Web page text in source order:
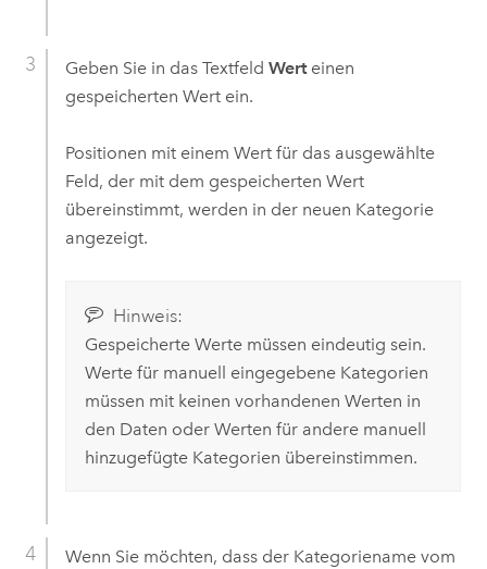
Geben Sie in das Textfeld Werteinen
gespeicherten Wert ein.
Positionen mit einem Wert für das ausgewählte
Feld, der mit dem gespeicherten Wert
übereinstimmt, werden in der neuen Kategorie
angezeigt.
Hinweis:
Gespeicherte Werte müssen eindeutig sein.
Werte für manuell eingegebene Kategorien
müssen mit keinen vorhandenen Werten in
den Daten oder Werten für andere manuell
hinzugefügte Kategorien übereinstimmen.
Wenn Sie möchten, dass der Kategoriename vom